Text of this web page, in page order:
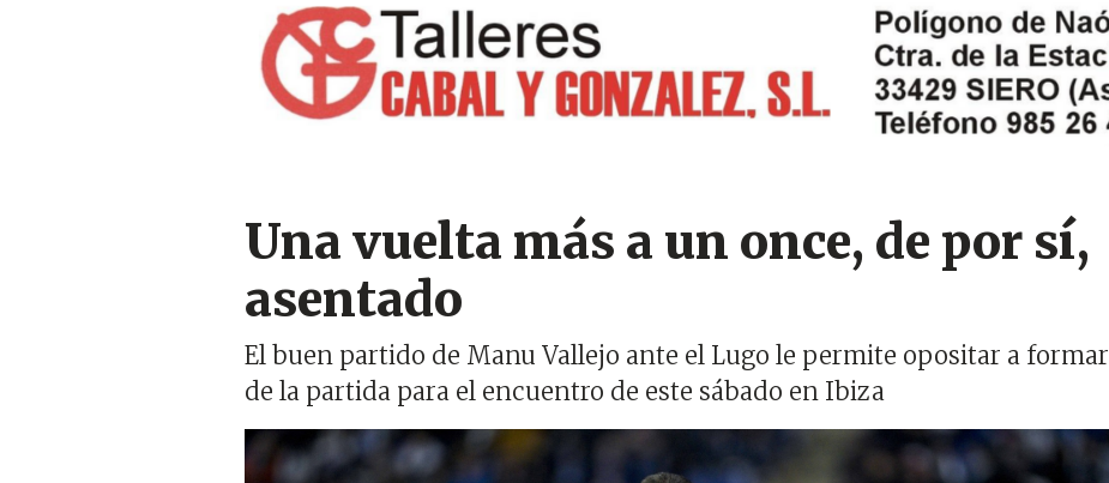
Una vuelta más a un once, de por sí,
asentado
El buen partido de Manu Vallejo ante el Lugo le permite opositar a formar
de la partida para el encuentro de este sábado en Ibiza
Imagen